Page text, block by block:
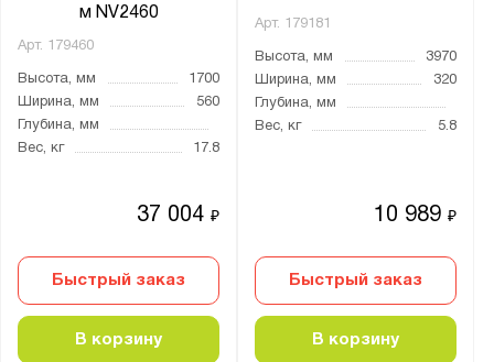
м NV2460
Арт. 179460
Высота, мм
1700
Ширина, мм
560
Глубина, мм
Вес, кг
17.8
37 004₽
Быстрый заказ
В корзину
Арт. 179181
Высота, мм
3970
Ширина, мм
320
Глубина, мм
Вес, кг
5.8
10 989₽
Быстрый заказ
В корзину
6390
6510
6610
6850
6870
7070